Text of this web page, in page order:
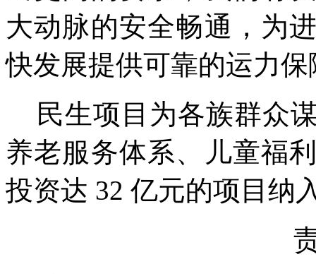
大动脉的安全畅通，为
快发展提供可靠的运力保
民生项目为各族群众
养老服务体系、儿童福
投资达 32 亿元的项目纳